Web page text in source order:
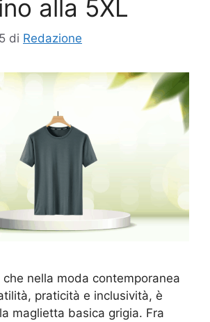
alla 5XL
di Redazione
che nella moda contemporanea
praticità e inclusività, è
maglietta basica grigia. Fra